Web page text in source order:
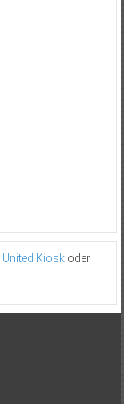
United Kioskoder